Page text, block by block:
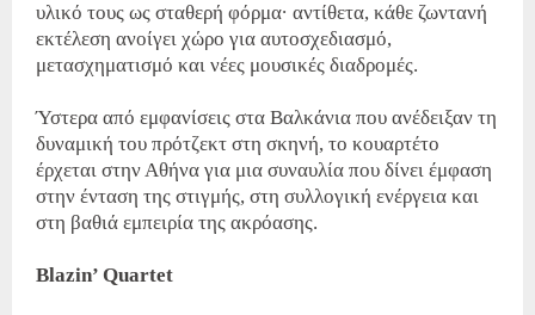
υλικό τους ως σταθερή φόρμα· αντίθετα, κάθε ζωντανή
εκτέλεση ανοίγει χώρο για αυτοσχεδιασμό,
μετασχηματισμό και νέες μουσικές διαδρομές.
Ύστερα από εμφανίσεις στα Βαλκάνια που ανέδειξαν τη
δυναμική του πρότζεκτ στη σκηνή, το κουαρτέτο
έρχεται στην Αθήνα για μια συναυλία που δίνει έμφαση
στην ένταση της στιγμής, στη συλλογική ενέργεια και
στη βαθιά εμπειρία της ακρόασης.
Blazin’ Quartet